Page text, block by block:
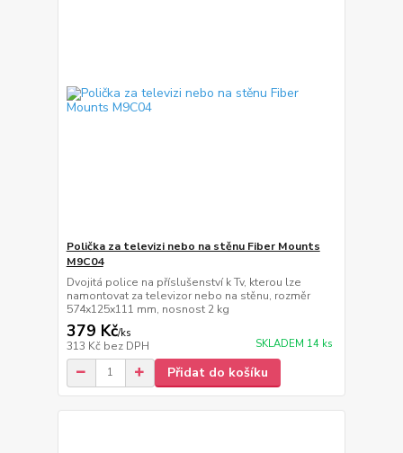
Polička za televizi nebo na stěnu Fiber Mounts
M9C04
Dvojitá police na příslušenství k Tv, kterou lze
namontovat za televizor nebo na stěnu, rozměr
574x125x111 mm, nosnost 2 kg
379 Kč/ks
313 Kč bez DPH SKLADEM 14 ks
Přidat do košíku